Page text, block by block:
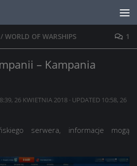
/ WORLD OF WARSHIPS 1
– Kampania
26 KWIETNIA 2018 · UPDATED 10:58, 26
serwera, informacje mogą